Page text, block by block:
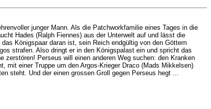
junger Mann. Als die Patchworkfamilie eines Tages in die
Hades (Ralph Fiennes) aus der Unterwelt auf und lässt die
Königspaar daran ist, sein Reich endgültig von den Göttern
strafen. Also dringt er in den Königspalast ein und spricht das
zerstören! Perseus will einen anderen Weg suchen: den Kranken
mit einer Truppe um den Argos-Krieger Draco (Mads Mikkelsen)
steht. Und der einen grossen Groll gegen Perseus hegt ...